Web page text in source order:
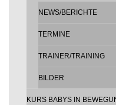
NEWS/BERICHTE
TERMINE
TRAINER/TRAINING
BILDER
KURS BABYS IN